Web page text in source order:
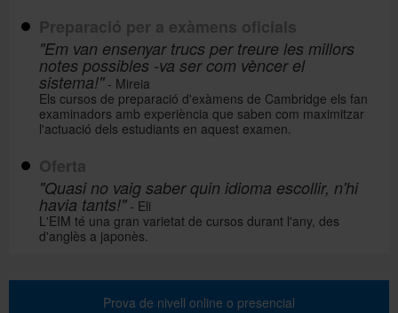
Preparació per a exàmens oficials
"Em van ensenyar trucs per treure les millors
notes possibles -va ser com vèncer el
sistema!"- Mireia
Els cursos de preparació d'exàmens de Cambridge els fan
examinadors amb experiència que saben com maximitzar
l'actuació dels estudiants en aquest examen.
Oferta
"Quasi no vaig saber quin idioma escollir, n'hi
havia tants!"- Eli
L'EIM té una gran varietat de cursos durant l'any, des
d'anglès a japonès.
Prova de nivell online o presencial